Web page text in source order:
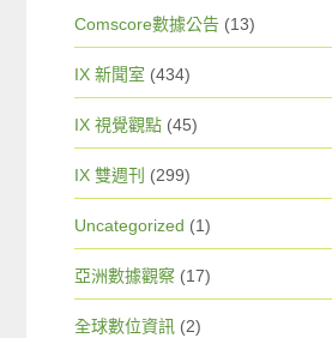
Comscore數據公告 (13)
IX 新聞室 (434)
IX 視覺觀點 (45)
IX 雙週刊 (299)
Uncategorized (1)
亞洲數據觀察 (17)
全球數位資訊 (2)